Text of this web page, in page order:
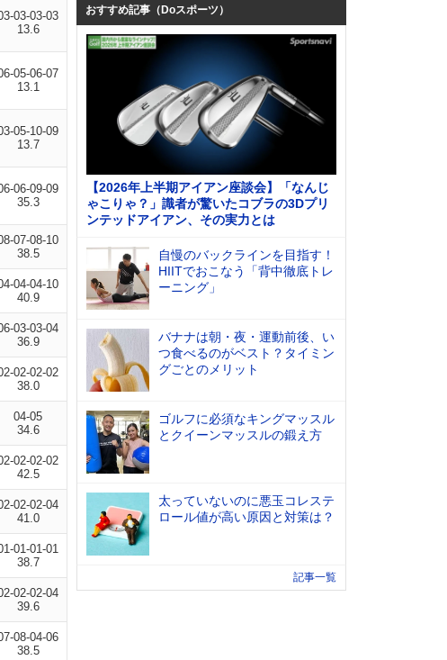
03-03-03
13.6
05-06-07
13.1
05-10-09
13.7
06-09-09
35.3
07-08-10
38.5
04-04-10
40.9
03-03-04
36.9
02-02-02
38.0
04-05
34.6
02-02-02
42.5
02-02-04
41.0
01-01-01
38.7
02-02-04
39.6
08-04-06
38.5
おすすめ記事（Doスポーツ）
【2026年上半期アイアン座談会】「なんじ
ゃこりゃ？」識者が驚いたコブラの3Dプリ
ンテッドアイアン、その実力とは
自慢のバックラインを目指す！
HIITでおこなう「背中徹底トレ
ーニング」
バナナは朝・夜・運動前後、い
つ食べるのがベスト？タイミン
グごとのメリット
ゴルフに必須なキングマッスル
とクイーンマッスルの鍛え方
太っていないのに悪玉コレステ
ロール値が高い原因と対策は？
記事一覧